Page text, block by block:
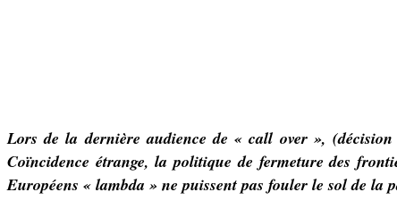
Lors de la dernière audience de « call over »,
Coïncidence étrange, la politique de fermeture des
Européens « lambda » ne puissent pas fouler le sol de la